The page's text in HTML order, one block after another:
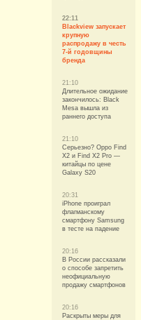
22:11
Blackview запускает
крупную
распродажу в честь
7-й годовщины
бренда
21:10
Длительное ожидание
закончилось: Black
Mesa вышла из
раннего доступа
21:10
Серьезно? Oppo Find
X2 и Find X2 Pro —
китайцы по цене
Galaxy S20
20:31
iPhone проиграл
флагманскому
смартфону Samsung
в тесте на падение
20:16
В России рассказали
о способе запретить
неофициальную
продажу смартфонов
20:16
Раскрыты меры для